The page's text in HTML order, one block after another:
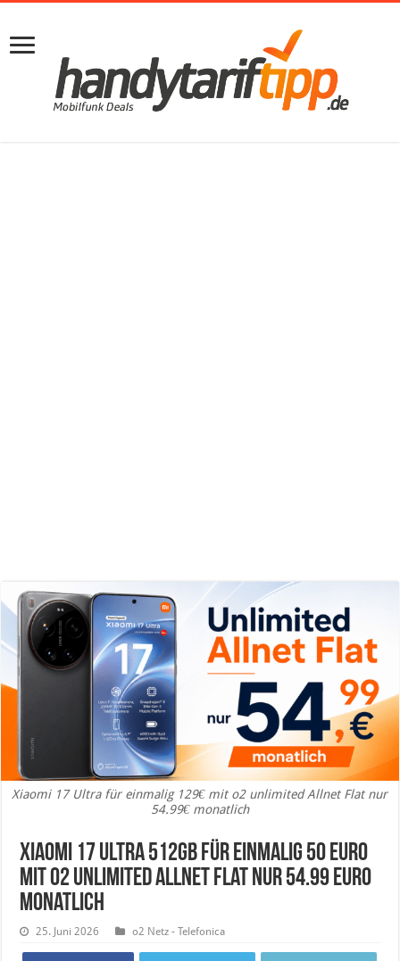
Xiaomi 17 Ultra für einmalig 129€ mit o2 unlimited Allnet Flat nur
54.99€ monatlich
Xiaomi 17 Ultra 512GB für einmalig 50 Euro
mit o2 unlimited Allnet Flat nur 54.99 Euro
monatlich
25. Juni 2026 o2 Netz - Telefonica